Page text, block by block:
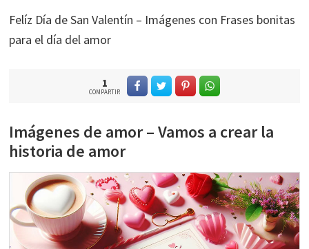
Felíz Día de San Valentín – Imágenes con Frases bonitas
para el día del amor
1
COMPARTIR
Imágenes de amor – Vamos a crear la
historia de amor